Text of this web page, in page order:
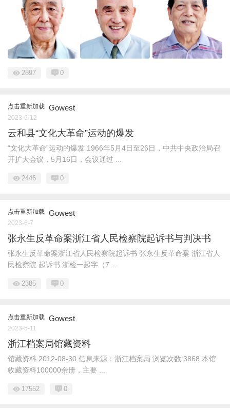
2897 0
点击重新加载 Gowest
2023-6-12
云和县“文化大革命”运动的爆发
“文化大革命”运动的爆发 1966年5月4日至26日，中共中央政治局召
开扩大会议，5月16日，会议通过 ...
2446 0
点击重新加载 Gowest
2023-6-7
张永生反革命案浙江省人民检察院起诉书与判决书
张永生反革命案浙江省人民检察院起诉书 张永生反革命案 浙江省人
民检察院 起诉书 浙检一起字（7 ...
2385 0
点击重新加载 Gowest
2023-5-11
浙江档案局馆藏资料
馆藏资料 2012-08-30 信息来源：浙江档案局 浏览次数:3868 本馆
收藏资料100000余册，主要 ...
17552 0